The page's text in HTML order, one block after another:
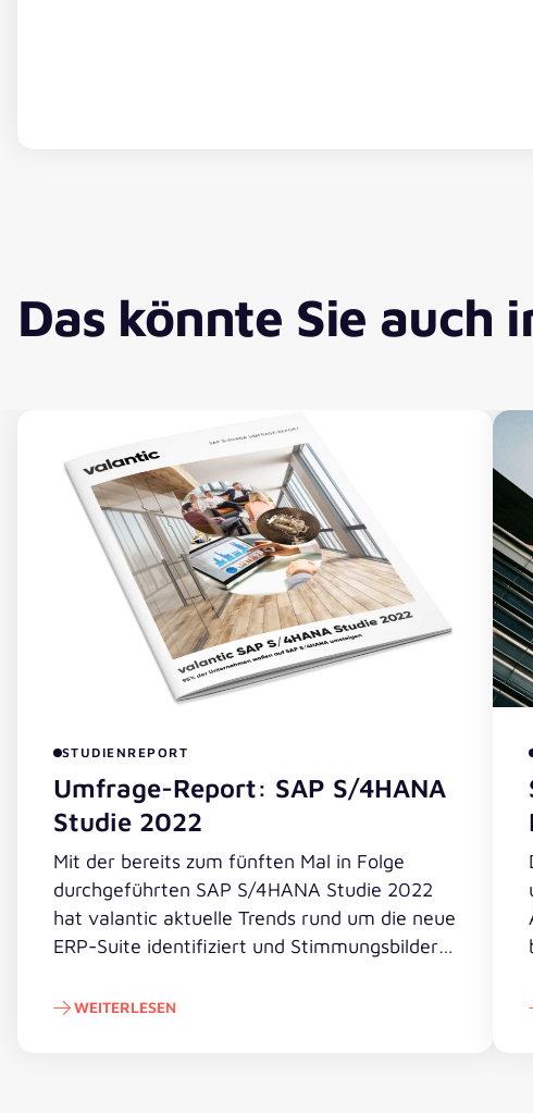
Das könnte Sie auch
STUDIENREPORT
Umfrage-Report: SAP S/4HANA
Studie 2022
Mit der bereits zum fünften Mal in Folge
durchgeführten SAP S/4HANA Studie 2022
hat valantic aktuelle Trends rund um die neue
ERP-Suite identifiziert und Stimmungsbilder
with SAP und Business Process Intelligence
WEITERLESEN